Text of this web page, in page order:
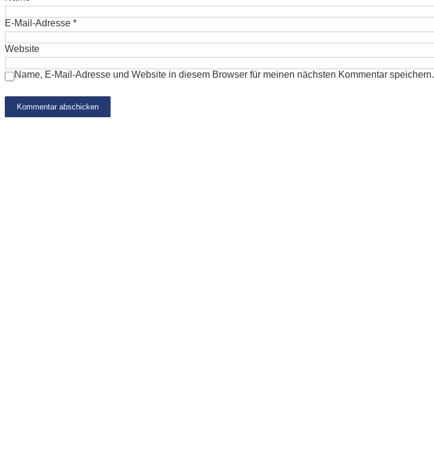
E-Mail-Adresse *
Website
Name, E-Mail-Adresse und Website in diesem Browser für meinen nächsten Kommentar speichern.